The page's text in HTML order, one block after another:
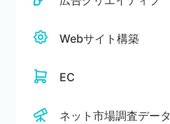
Webサイト構築
EC
ネット市場調査データ